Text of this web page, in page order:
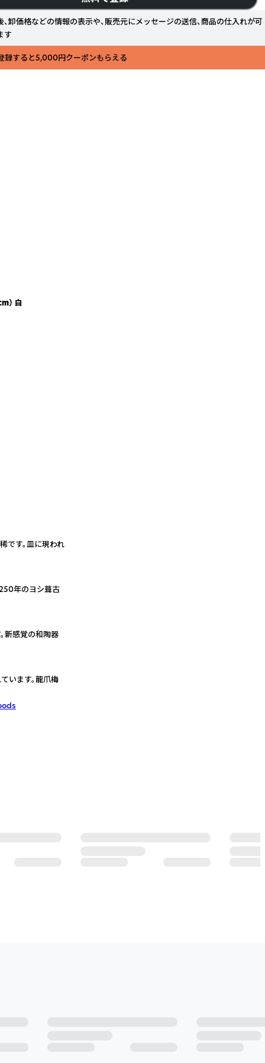
、卸価格などの情報の表示や、販売元にメッセージの送信、商品の仕入れが可
す
登録すると5,000円クーポンもらえる
） 白
です。皿に現われ
年のヨシ葺古
新感覚の和陶器
います。龍爪梅